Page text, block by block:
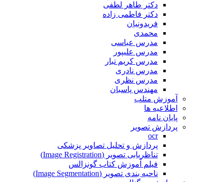
دکتر طاهر لطفی
دکتر فاطمی زاده
فریدونیان
محمدی
مدرس عباسی
مدرس علیپور
مدرس کریم تبار
مدرس نادری
مدرس نظری
مهندس پاسبان
آموزش متلب
اطلاعیه ها
پایان نامه
پردازش تصویر
ocr
پردازش و تحلیل تصاویر پزشکی
تناظریابی تصویر (Image Registration)
فیلم آموزش کتاب گونزالس
ناحیه بندی تصویر (Image Segmentation)